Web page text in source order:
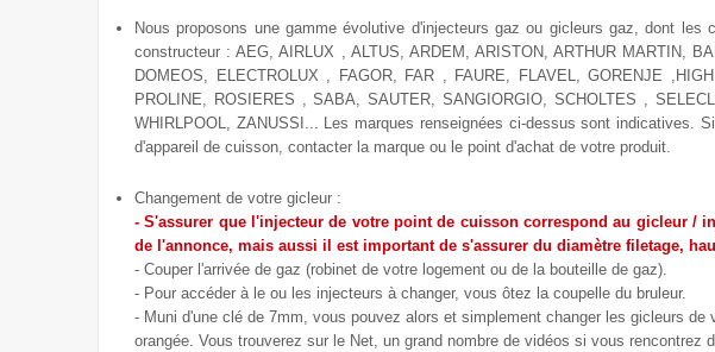
Nous proposons une gamme évolutive d'injecteurs gaz ou gicleurs gaz, dont les
constructeur : AEG, AIRLUX , ALTUS, ARDEM, ARISTON, ARTHUR MARTIN,
DOMEOS, ELECTROLUX , FAGOR, FAR , FAURE, FLAVEL, GORENJE
PROLINE, ROSIERES , SABA, SAUTER, SANGIORGIO, SCHOLTES ,
WHIRLPOOL, ZANUSSI... Les marques renseignées ci-dessus sont indicatives.
d'appareil de cuisson, contacter la marque ou le point d'achat de votre produit.
Changement de votre gicleur :
- S'assurer que l'injecteur de votre point de cuisson correspond au gicleur /
de l'annonce, mais aussi il est important de s'assurer du diamètre filetage,
- Couper l'arrivée de gaz (robinet de votre logement ou de la bouteille de gaz).
- Pour accéder à le ou les injecteurs à changer, vous ôtez la coupelle du bruleur.
- Muni d'une clé de 7mm, vous pouvez alors et simplement changer les gicleurs
orangée. Vous trouverez sur le Net, un grand nombre de vidéos si vous rencontrez